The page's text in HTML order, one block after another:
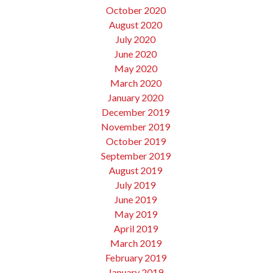
October 2020
August 2020
July 2020
June 2020
May 2020
March 2020
January 2020
December 2019
November 2019
October 2019
September 2019
August 2019
July 2019
June 2019
May 2019
April 2019
March 2019
February 2019